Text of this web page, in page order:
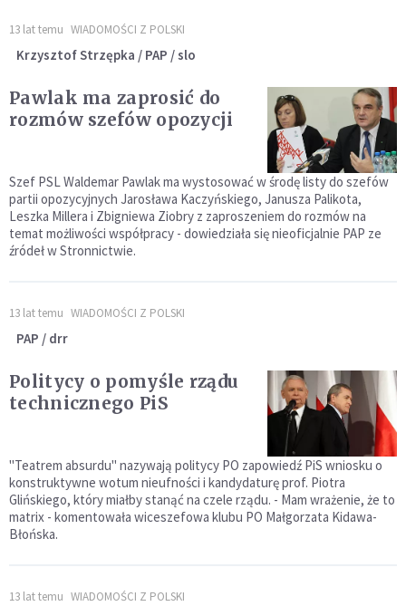
13 lat temu WIADOMOŚCI Z POLSKI
Krzysztof Strzępka / PAP / slo
Pawlak ma zaprosić do
rozmów szefów opozycji
Szef PSL Waldemar Pawlak ma wystosować w środę listy do szefów
partii opozycyjnych Jarosława Kaczyńskiego, Janusza Palikota,
Leszka Millera i Zbigniewa Ziobry z zaproszeniem do rozmów na
temat możliwości współpracy - dowiedziała się nieoficjalnie PAP ze
źródeł w Stronnictwie.
13 lat temu WIADOMOŚCI Z POLSKI
PAP / drr
Politycy o pomyśle rządu
technicznego PiS
"Teatrem absurdu" nazywają politycy PO zapowiedź PiS wniosku o
konstruktywne wotum nieufności i kandydaturę prof. Piotra
Glińskiego, który miałby stanąć na czele rządu. - Mam wrażenie, że to
matrix - komentowała wiceszefowa klubu PO Małgorzata Kidawa-
Błońska.
13 lat temu WIADOMOŚCI Z POLSKI